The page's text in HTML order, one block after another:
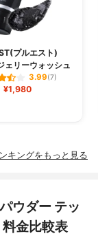
プルエスト)
ェリーウォッシュ
3.99(7)
¥1,980
キングをもっと見る
ウダー テッ
金比較表